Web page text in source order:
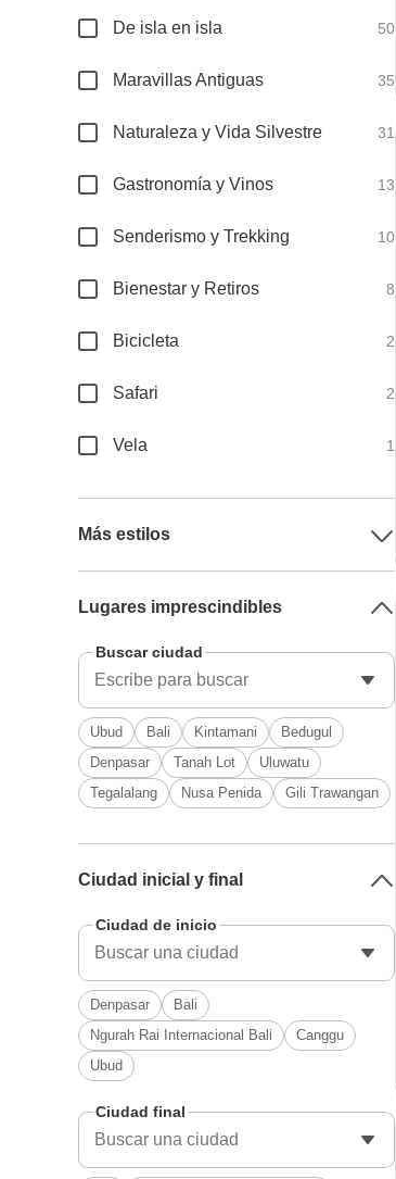
De isla en isla 50
Maravillas Antiguas 35
Naturaleza y Vida Silvestre 31
Gastronomía y Vinos 13
Senderismo y Trekking 10
Bienestar y Retiros 8
Bicicleta 2
Safari 2
Vela 1
Más estilos
Lugares imprescindibles
Buscar ciudad
Ubud Bali Kintamani
Bedugul
Denpasar
Tanah Lot
Uluwatu
Tegalalang
Nusa Penida Gili Trawangan
Ciudad inicial y final
Ciudad de inicio
Denpasar
Bali
Ngurah Rai Internacional Bali
Canggu
Ubud
Ciudad final